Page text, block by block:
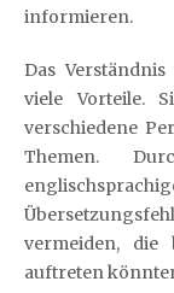
informieren.
Das
viele Vorteile.
verschiedene
Themen.
vermeiden, die
auftreten